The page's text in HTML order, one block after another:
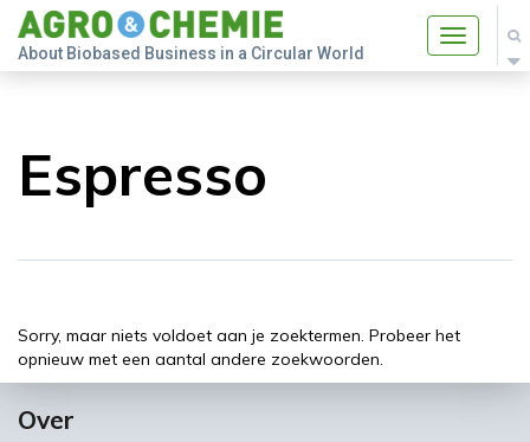
Toggle
About Biobased Business in a Circular World
Espresso
Sorry, maar niets voldoet aan je zoektermen. Probeer het
opnieuw met een aantal andere zoekwoorden.
Over